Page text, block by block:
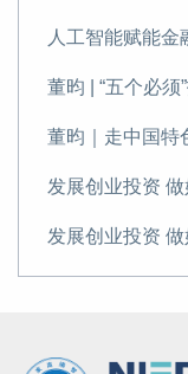
如何深化金融体
加快推进成渝地
校友面对面 | 董
董昀：以积极财
董昀 | “五个必
发展创业投资
发展创业投资